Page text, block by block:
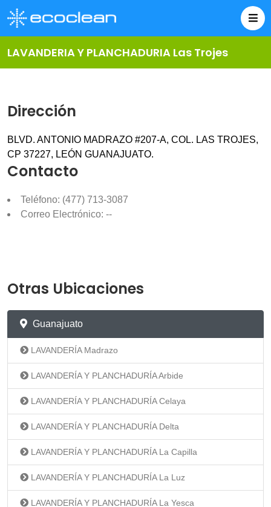
LAVANDERIA Y PLANCHADURIA Las Trojes
Dirección
BLVD. ANTONIO MADRAZO #207-A, COL. LAS TROJES,
CP 37227, LEÓN GUANAJUATO.
Contacto
Teléfono: (477) 713-3087
Correo Electrónico: --
Otras Ubicaciones
Guanajuato
LAVANDERÍA Madrazo
LAVANDERÍA Y PLANCHADURÍA Arbide
LAVANDERÍA Y PLANCHADURÍA Celaya
LAVANDERÍA Y PLANCHADURÍA Delta
LAVANDERÍA Y PLANCHADURÍA La Capilla
LAVANDERÍA Y PLANCHADURÍA La Luz
LAVANDERÍA Y PLANCHADURÍA La Yesca